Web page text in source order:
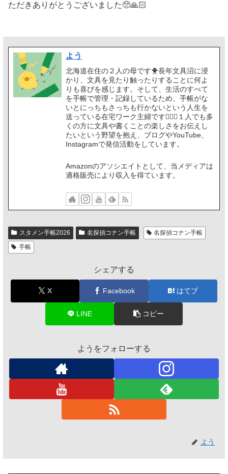
ただきありがとうございました🥺🙏🏻
よう
北海道在住の２人の母です🐥長年文具沼に浸
かり、文具を見たり触ったりすることに何よ
りも喜びを感じます。そして、生活のすべて
を手帳で管理・記録しているため、手帳がな
いとにっちもさっちも行かないという人生を
送っている在宅ワーク主婦です🙋🏻‍♀️１人でも多
くの方に文具や書くことの楽しさをお伝えし
たいという野望を抱え、ブログやYouTube、
Instagramで発信活動をしています。
Amazonのアソシエイトとして、当メディアは
適格販売により収入を得ています。
スタメン手帳2026 名探偵コナン手帳
名探偵コナン手帳
手帳
シェアする
X Facebook はてブ
LINE コピー
ようをフォローする
よう